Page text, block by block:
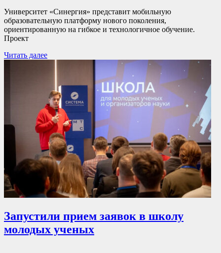
Университет «Синергия» представит мобильную
образовательную платформу нового поколения,
ориентированную на гибкое и технологичное обучение.
Проект
Читать далее
Запустили прием заявок в школу
молодых ученых